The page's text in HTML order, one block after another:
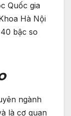
Quốc gia
Hà Nội
bậc so
ngành
là cơ quan